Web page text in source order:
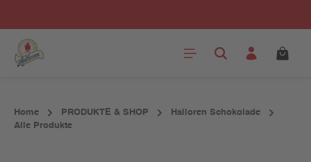
Home PRODUKTE & SHOP
Halloren Schokolade
Alle Produkte